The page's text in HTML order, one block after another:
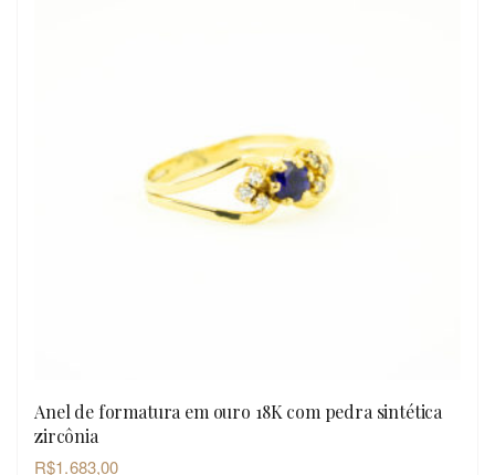
OLHADA RÁPIDA
Anel de formatura em ouro 18K com pedra sintética
zircônia
R$1.683,00